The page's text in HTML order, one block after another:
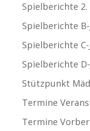
Spielberichte
Spielberichte
Spielberichte
Spielberichte
Stützpunkt
Termine
Termine